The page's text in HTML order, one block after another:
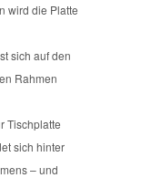
wird die Platte
sich auf den
Rahmen
Tischplatte
sich hinter
– und